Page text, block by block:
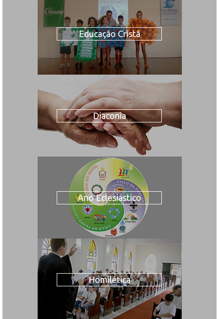
Educação Cristã
Diaconia
Ano Eclesiástico
Homilética